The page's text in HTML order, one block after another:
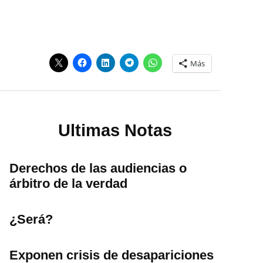
Más
Ultimas Notas
Derechos de las audiencias o
árbitro de la verdad
¿Será?
Exponen crisis de desapariciones